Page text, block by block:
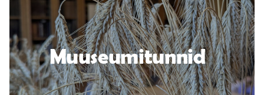
Muuseumitunnid